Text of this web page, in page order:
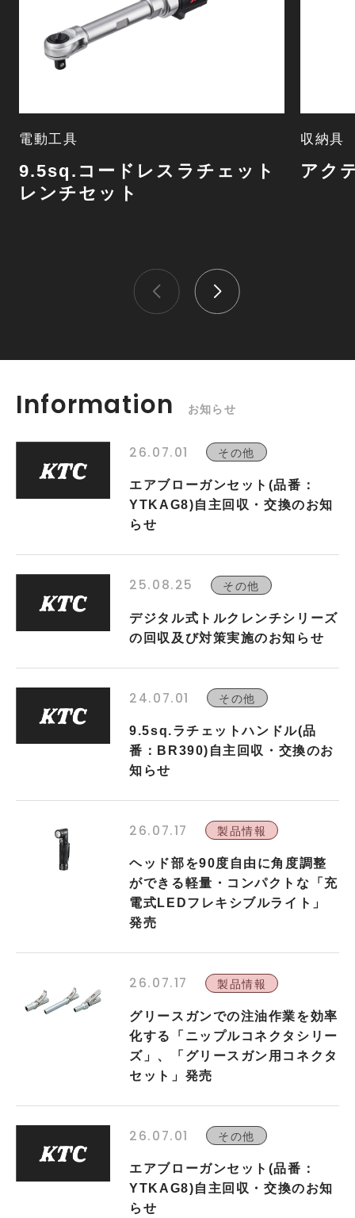
電動工具
9.5sq.コードレスラチェット
レンチセット
収納具
アク
Information お知らせ
26.07.01 その他
エアブローガンセット(品番：
YTKAG8)自主回収・交換のお知
らせ
25.08.25 その他
デジタル式トルクレンチシリーズ
の回収及び対策実施のお知らせ
24.07.01 その他
9.5sq.ラチェットハンドル(品
番：BR390)自主回収・交換のお
知らせ
26.07.17 製品情報
ヘッド部を90度自由に角度調整
ができる軽量・コンパクトな「充
電式LEDフレキシブルライト」
発売
26.07.17 製品情報
グリースガンでの注油作業を効率
化する「ニップルコネクタシリー
ズ」、「グリースガン用コネクタ
セット」発売
26.07.01 その他
エアブローガンセット(品番：
YTKAG8)自主回収・交換のお知
らせ